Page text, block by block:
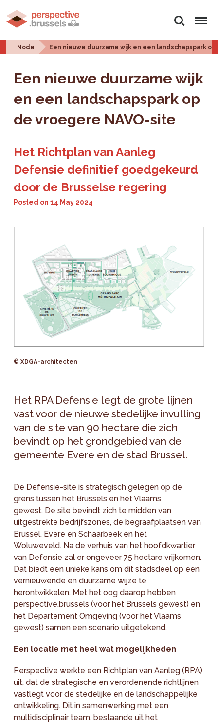
Search Menu
Node Een nieuwe duurzame wijk en een landschapspark
Een nieuwe duurzame wijk
en een landschapspark op
de vroegere NAVO-site
Het Richtplan van Aanleg
Defensie definitief goedgekeurd
door de Brusselse regering
Posted on14 May 2024
© XDGA-architecten
Het RPA Defensie legt de grote lijnen
vast voor de nieuwe stedelijke invulling
van de site van 90 hectare die zich
bevindt op het grondgebied van de
gemeente Evere en de stad Brussel.
De Defensie-site is strategisch gelegen op de
grens tussen het Brussels en het Vlaams
gewest. De site bevindt zich te midden van
uitgestrekte bedrijfszones, de begraafplaatsen van
Brussel, Evere en Schaarbeek en het
Woluweveld. Na de verhuis van het hoofdkwartier
van Defensie zal er ongeveer 75 hectare vrijkomen.
Dat biedt een unieke kans om dit stadsdeel op een
vernieuwende en duurzame wijze te
herontwikkelen. Met het oog daarop hebben
perspective.brussels (voor het Brussels gewest) en
het Departement Omgeving (voor het Vlaams
gewest) samen een scenario uitgetekend.
Een locatie met heel wat mogelijkheden
Perspective werkte een Richtplan van Aanleg (RPA)
uit, dat de strategische en verordenende richtlijnen
vastlegt voor de stedelijke en de landschappelijke
ontwikkeling. Dit in samenwerking met een
multidisciplinair team, bestaande uit het